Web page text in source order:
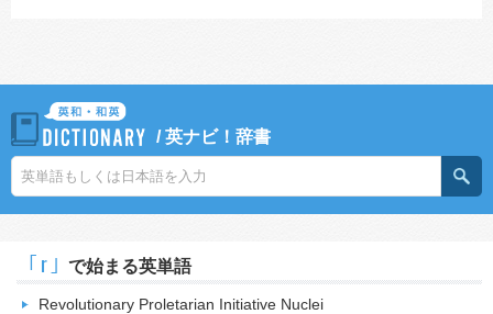
/英ナビ！辞書
｢r｣ で始まる英単語
Revolutionary Proletarian Initiative Nuclei